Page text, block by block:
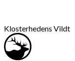
Klosterhedens Vildt